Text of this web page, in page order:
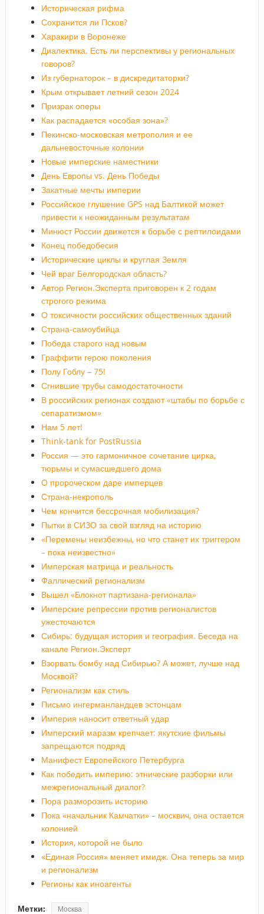
Историческая рифма
Сохранится ли Псков?
Харакири в Воронеже
Диалектика. Есть ли перспективы у региональных
говоров?
Из губернаторок – в дискредитаторки?
Крым открывает летний сезон 2024
Призрак оперы
Как распадается «особая зона»?
Пекинско-московская метрополия и ее
дальневосточные колонии
Новые имперские наместники
День Европы vs. День Победы
Закатные мечты империи
Российское глушение GPS над Балтикой может
привести к неожиданным результатам
Минюст России движется к борьбе с рептилоидами
Конец победобесия
Исторические циклы и круглая Земля
Чей враг Белгородская область?
Автор Регион.Эксперта приговорен к 2 годам
строгого режима
О токсичности российских общественных зданий
Страна-самоубийца
Победа старого над новым
Граффити герою поколения
Полу Гоблу – 75!
Сгнившие трубы самодостаточности
В российских регионах создают «штабы по борьбе с
сепаратизмом»
Нам 5 лет!
Think-tank for PostRussia
Россия — это гармоничное сочетание цирка,
тюрьмы и сумасшедшего дома
О пророческом даре имперцев
Страна-некрополь
Чем кончится бессрочная мобилизация?
Пытки в СИЗО за свой взгляд на историю
«Перемены неизбежны, но что станет их триггером
– пока неизвестно»
Имперская матрица и реальность
Фаллический регионализм
Вышел «Блокнот партизана-регионала»
Имперские репрессии против регионалистов
ужесточаются
Сибирь: будущая история и география. Беседа на
канале Регион.Эксперт
Взорвать бомбу над Сибирью? А может, лучше над
Москвой?
Регионализм как стиль
Письмо ингерманландцев эстонцам
Империя наносит ответный удар
Имперский маразм крепчает: якутские фильмы
запрещаются подряд
Манифест Европейского Петербурга
Как победить империю: этнические разборки или
межрегиональный диалог?
Пора разморозить историю
Пока «начальник Камчатки» – москвич, она остается
колонией
История, которой не было
«Единая Россия» меняет имидж. Она теперь за мир
и регионализм
Регионы как иноагенты
Метки: Москва